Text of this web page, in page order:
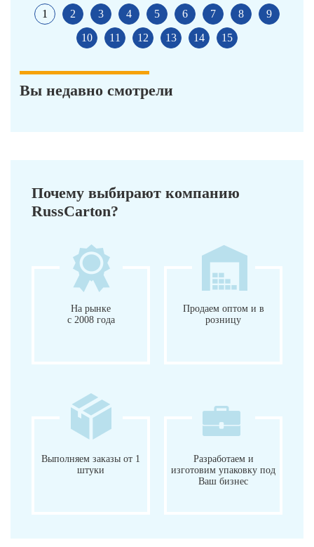
1 2 3 4 5 6 7 8
9
10
11 12 13 14 15
Вы недавно смотрели
Почему выбирают компанию
RussCarton?
На рынке
с 2008 года
Продаем оптом и в
розницу
Выполняем заказы от 1
штуки
Разработаем и
изготовим упаковку под
Ваш бизнес